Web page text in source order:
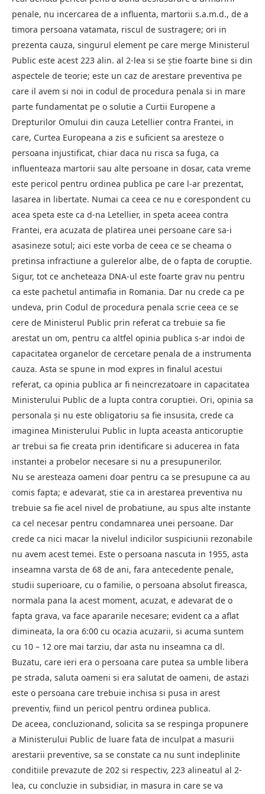
penale, nu incercarea de a influenta, martorii s.a.m.d., de a
timora persoana vatamata, riscul de sustragere; ori in
prezenta cauza, singurul element pe care merge Ministerul
Public este acest 223 alin. al 2-lea si se ştie foarte bine si din
aspectele de teorie; este un caz de arestare preventiva pe
care il avem si noi in codul de procedura penala si in mare
parte fundamentat pe o solutie a Curtii Europene a
Drepturilor Omului din cauza Letellier contra Frantei, in
care, Curtea Europeana a zis e suficient sa aresteze o
persoana injustificat, chiar daca nu risca sa fuga, ca
influenteaza martorii sau alte persoane in dosar, cata vreme
este pericol pentru ordinea publica pe care l-ar prezentat,
lasarea in libertate. Numai ca ceea ce nu e corespondent cu
acea speta este ca d-na Letellier, in speta aceea contra
Frantei, era acuzata de platirea unei persoane care sa-i
asasineze sotul; aici este vorba de ceea ce se cheama o
pretinsa infractiune a gulerelor albe, de o fapta de coruptie.
Sigur, tot ce ancheteaza DNA-ul este foarte grav nu pentru
ca este pachetul antimafia in Romania. Dar nu crede ca pe
undeva, prin Codul de procedura penala scrie ceea ce se
cere de Ministerul Public prin referat ca trebuie sa fie
arestat un om, pentru ca altfel opinia publica s-ar indoi de
capacitatea organelor de cercetare penala de a instrumenta
cauza. Asta se spune in mod expres in finalul acestui
referat, ca opinia publica ar fi neincrezatoare in capacitatea
Ministerului Public de a lupta contra coruptiei. Ori, opinia sa
personala şi nu este obligatoriu sa fie insusita, crede ca
imaginea Ministerului Public in lupta aceasta anticoruptie
ar trebui sa fie creata prin identificare si aducerea in fata
instantei a probelor necesare si nu a presupunerilor.
Nu se aresteaza oameni doar pentru ca se presupune ca au
comis fapta; e adevarat, stie ca in arestarea preventiva nu
trebuie sa fie acel nivel de probatiune, au spus alte instante
ca cel necesar pentru condamnarea unei persoane. Dar
crede ca nici macar la nivelul indicilor suspiciunii rezonabile
nu avem acest temei. Este o persoana nascuta in 1955, asta
inseamna varsta de 68 de ani, fara antecedente penale,
studii superioare, cu o familie, o persoana absolut fireasca,
normala pana la acest moment, acuzat, e adevarat de o
fapta grava, va face apararile necesare; evident ca a aflat
dimineata, la ora 6:00 cu ocazia acuzarii, si acuma suntem
cu 10 – 12 ore mai tarziu, dar asta nu inseamna ca dl.
Buzatu, care ieri era o persoana care putea sa umble libera
pe strada, saluta oameni si era salutat de oameni, de astazi
este o persoana care trebuie inchisa si pusa in arest
preventiv, fiind un pericol pentru ordinea publica.
De aceea, concluzionand, solicita sa se respinga propunere
a Ministerului Public de luare fata de inculpat a masurii
arestarii preventive, sa se constate ca nu sunt indeplinite
conditiile prevazute de 202 si respectiv, 223 alineatul al 2-
lea, cu concluzie in subsidiar, in masura in care se va